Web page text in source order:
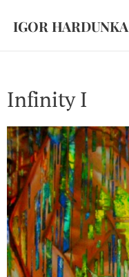
IGOR HARDUNKA
Infinity I